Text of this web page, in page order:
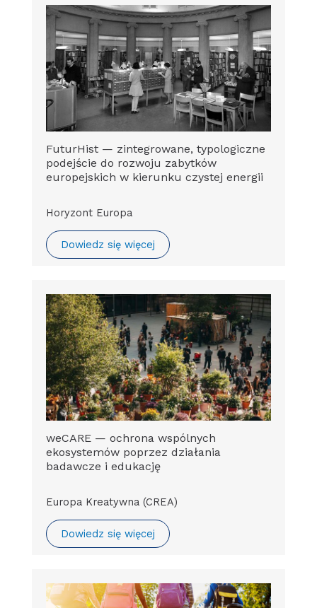
FuturHist — zintegrowane, typologiczne
podejście do rozwoju zabytków
europejskich w kierunku czystej energii
Horyzont Europa
Dowiedz się więcej
weCARE — ochrona wspólnych
ekosystemów poprzez działania
badawcze i edukację
Europa Kreatywna (CREA)
Dowiedz się więcej